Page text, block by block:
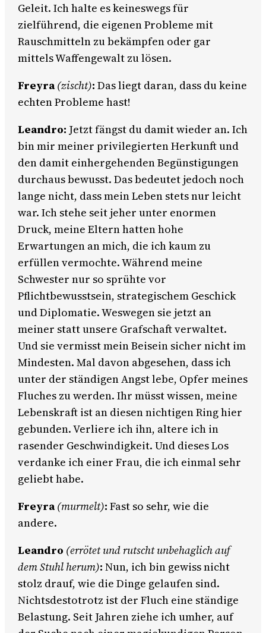
Geleit. Ich halte es keineswegs für
zielführend, die eigenen Probleme mit
Rauschmitteln zu bekämpfen oder gar
mittels Waffengewalt zu lösen.
Freyra(zischt): Das liegt daran, dass du keine
echten Probleme hast!
Leandro: Jetzt fängst du damit wieder an. Ich
bin mir meiner privilegierten Herkunft und
den damit einhergehenden Begünstigungen
durchaus bewusst. Das bedeutet jedoch noch
lange nicht, dass mein Leben stets nur leicht
war. Ich stehe seit jeher unter enormen
Druck, meine Eltern hatten hohe
Erwartungen an mich, die ich kaum zu
erfüllen vermochte. Während meine
Schwester nur so sprühte vor
Pflichtbewusstsein, strategischem Geschick
und Diplomatie. Weswegen sie jetzt an
meiner statt unsere Grafschaft verwaltet.
Und sie vermisst mein Beisein sicher nicht im
Mindesten. Mal davon abgesehen, dass ich
unter der ständigen Angst lebe, Opfer meines
Fluches zu werden. Ihr müsst wissen, meine
Lebenskraft ist an diesen nichtigen Ring hier
gebunden. Verliere ich ihn, altere ich in
rasender Geschwindigkeit. Und dieses Los
verdanke ich einer Frau, die ich einmal sehr
geliebt habe.
Freyra(murmelt): Fast so sehr, wie die
andere.
Leandro (errötet und rutscht unbehaglich auf
dem Stuhl herum): Nun, ich bin gewiss nicht
stolz drauf, wie die Dinge gelaufen sind.
Nichtsdestotrotz ist der Fluch eine ständige
Belastung. Seit Jahren ziehe ich umher, auf